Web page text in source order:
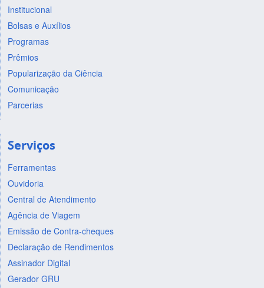
Institucional
Bolsas e Auxílios
Programas
Prêmios
Popularização da Ciência
Comunicação
Parcerias
Serviços
Ferramentas
Ouvidoria
Central de Atendimento
Agência de Viagem
Emissão de Contra-cheques
Declaração de Rendimentos
Assinador Digital
Gerador GRU